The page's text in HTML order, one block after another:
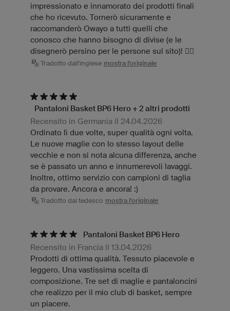
impressionato e innamorato dei prodotti finali
che ho ricevuto. Tornerò sicuramente e
raccomanderò Owayo a tutti quelli che
conosco che hanno bisogno di divise (e le
disegnerò persino per le persone sul sito)! ✊🏼
Tradotto dall'inglese mostra l'originale
Pantaloni Basket BP6 Hero + 2 altri prodotti
Recensito in Germania il 24.04.2026
Ordinato lì due volte, super qualità ogni volta.
Le nuove maglie con lo stesso layout delle
vecchie e non si nota alcuna differenza, anche
se è passato un anno e innumerevoli lavaggi.
Inoltre, ottimo servizio con campioni di taglia
da provare. Ancora e ancora! :)
Tradotto dal tedesco mostra l'originale
Pantaloni Basket BP6 Hero
Recensito in Francia il 13.04.2026
Prodotti di ottima qualità. Tessuto piacevole e
leggero. Una vastissima scelta di
composizione. Tre set di maglie e pantaloncini
che realizzo per il mio club di basket, sempre
un piacere.